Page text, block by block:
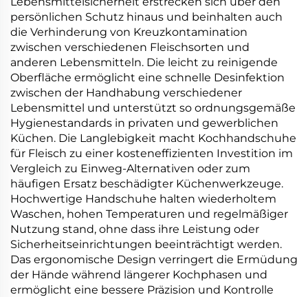
persönlichen Schutz hinaus und beinhalten auch
die Verhinderung von Kreuzkontamination
zwischen verschiedenen Fleischsorten und
anderen Lebensmitteln. Die leicht zu reinigende
Oberfläche ermöglicht eine schnelle Desinfektion
zwischen der Handhabung verschiedener
Lebensmittel und unterstützt so ordnungsgemäße
Hygienestandards in privaten und gewerblichen
Küchen. Die Langlebigkeit macht Kochhandschuhe
für Fleisch zu einer kosteneffizienten Investition im
Vergleich zu Einweg-Alternativen oder zum
häufigen Ersatz beschädigter Küchenwerkzeuge.
Hochwertige Handschuhe halten wiederholtem
Waschen, hohen Temperaturen und regelmäßiger
Nutzung stand, ohne dass ihre Leistung oder
Sicherheitseinrichtungen beeinträchtigt werden.
Das ergonomische Design verringert die Ermüdung
der Hände während längerer Kochphasen und
ermöglicht eine bessere Präzision und Kontrolle